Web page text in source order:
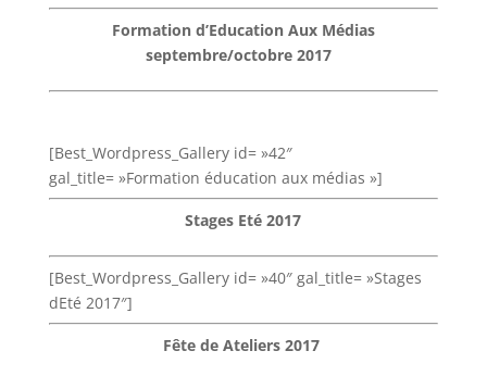
Formation d’Education Aux Médias
septembre/octobre 2017
[Best_Wordpress_Gallery id= »42″
gal_title= »Formation éducation aux médias »]
Stages Eté 2017
[Best_Wordpress_Gallery id= »40″ gal_title= »Stages
dEté 2017″]
Fête de Ateliers 2017